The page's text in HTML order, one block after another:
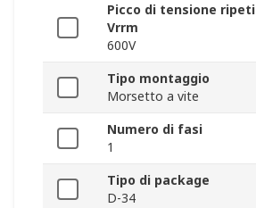
Picco di tensione
Vrrm
600V
Tipo montaggio
Morsetto a vite
Numero di fasi
1
Tipo di package
D-34